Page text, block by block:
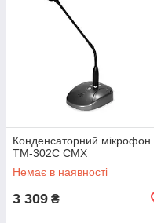
Конденсаторний мікрофон
TM-302C CMX
Немає в наявності
3 309 ₴